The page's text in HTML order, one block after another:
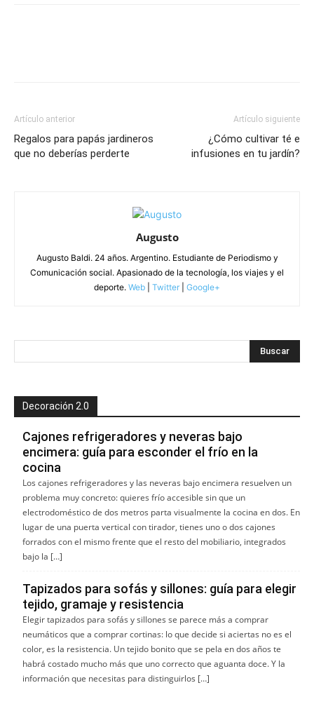
Artículo anterior
Regalos para papás jardineros
que no deberías perderte
Artículo siguiente
¿Cómo cultivar té e
infusiones en tu jardín?
Augusto
Augusto Baldi. 24 años. Argentino. Estudiante de Periodismo y
Comunicación social. Apasionado de la tecnología, los viajes y el
deporte. Web Twitter Google+
Decoración 2.0
Cajones refrigeradores y neveras bajo
encimera: guía para esconder el frío en la
cocina
Los cajones refrigeradores y las neveras bajo encimera resuelven un
problema muy concreto: quieres frío accesible sin que un
electrodoméstico de dos metros parta visualmente la cocina en dos. En
lugar de una puerta vertical con tirador, tienes uno o dos cajones
forrados con el mismo frente que el resto del mobiliario, integrados
bajo la […]
Tapizados para sofás y sillones: guía para elegir
tejido, gramaje y resistencia
Elegir tapizados para sofás y sillones se parece más a comprar
neumáticos que a comprar cortinas: lo que decide si aciertas no es el
color, es la resistencia. Un tejido bonito que se pela en dos años te
habrá costado mucho más que uno correcto que aguanta doce. Y la
información que necesitas para distinguirlos […]